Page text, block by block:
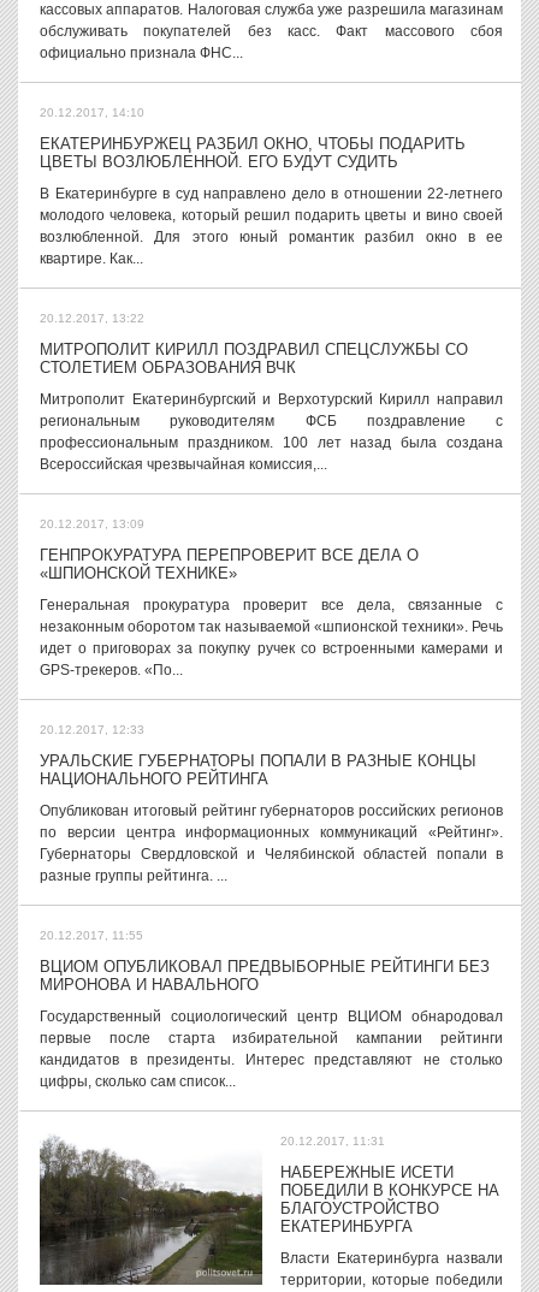
кассовых аппаратов. Налоговая служба уже разрешила магазинам
обслуживать покупателей без касс. Факт массового сбоя
официально признала ФНС...
20.12.2017, 14:10
ЕКАТЕРИНБУРЖЕЦ РАЗБИЛ ОКНО, ЧТОБЫ ПОДАРИТЬ
ЦВЕТЫ ВОЗЛЮБЛЕННОЙ. ЕГО БУДУТ СУДИТЬ
В Екатеринбурге в суд направлено дело в отношении 22-летнего
молодого человека, который решил подарить цветы и вино своей
возлюбленной. Для этого юный романтик разбил окно в ее
квартире. Как...
20.12.2017, 13:22
МИТРОПОЛИТ КИРИЛЛ ПОЗДРАВИЛ СПЕЦСЛУЖБЫ СО
СТОЛЕТИЕМ ОБРАЗОВАНИЯ ВЧК
Митрополит Екатеринбургский и Верхотурский Кирилл направил
региональным руководителям ФСБ поздравление с
профессиональным праздником. 100 лет назад была создана
Всероссийская чрезвычайная комиссия,...
20.12.2017, 13:09
ГЕНПРОКУРАТУРА ПЕРЕПРОВЕРИТ ВСЕ ДЕЛА О
«ШПИОНСКОЙ ТЕХНИКЕ»
Генеральная прокуратура проверит все дела, связанные с
незаконным оборотом так называемой «шпионской техники». Речь
идет о приговорах за покупку ручек со встроенными камерами и
GPS-трекеров. «По...
20.12.2017, 12:33
УРАЛЬСКИЕ ГУБЕРНАТОРЫ ПОПАЛИ В РАЗНЫЕ КОНЦЫ
НАЦИОНАЛЬНОГО РЕЙТИНГА
Опубликован итоговый рейтинг губернаторов российских регионов
по версии центра информационных коммуникаций «Рейтинг».
Губернаторы Свердловской и Челябинской областей попали в
разные группы рейтинга. ...
20.12.2017, 11:55
ВЦИОМ ОПУБЛИКОВАЛ ПРЕДВЫБОРНЫЕ РЕЙТИНГИ БЕЗ
МИРОНОВА И НАВАЛЬНОГО
Государственный социологический центр ВЦИОМ обнародовал
первые после старта избирательной кампании рейтинги
кандидатов в президенты. Интерес представляют не столько
цифры, сколько сам список...
20.12.2017, 11:31
НАБЕРЕЖНЫЕ ИСЕТИ
ПОБЕДИЛИ В КОНКУРСЕ НА
БЛАГОУСТРОЙСТВО
ЕКАТЕРИНБУРГА
Власти Екатеринбурга назвали
территории, которые победили